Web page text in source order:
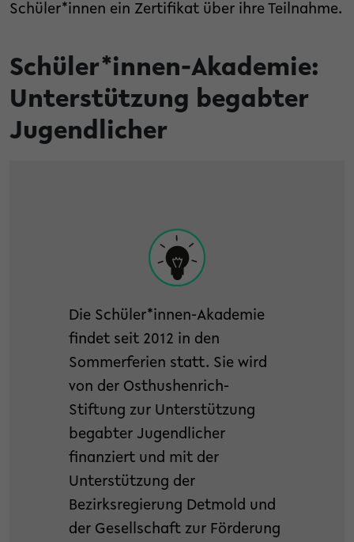
Schüler*innen ein Zertifikat über ihre Teilnahme.
Schüler*innen-Akademie:
Unterstützung begabter
Jugendlicher
Die Schüler*innen-Akademie
findet seit 2012 in den
Sommerferien statt. Sie wird
von der Osthushenrich-
Stiftung zur Unterstützung
begabter Jugendlicher
finanziert und mit der
Unterstützung der
Bezirksregierung Detmold und
der Gesellschaft zur Förderung